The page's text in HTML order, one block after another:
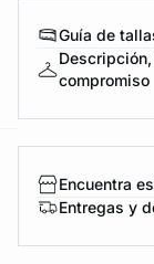
Guía de
compromiso
Encuentra
Entregas y